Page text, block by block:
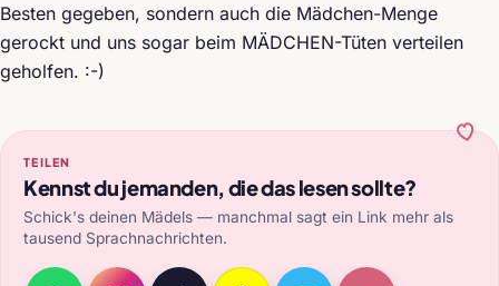
Besten gegeben, sondern auch die Mädchen-Menge
gerockt und uns sogar beim MÄDCHEN-Tüten verteilen
geholfen. :-)
TEILEN
Kennst du jemanden, die das lesen sollte?
Schick's deinen Mädels — manchmal sagt ein Link mehr als
tausend Sprachnachrichten.